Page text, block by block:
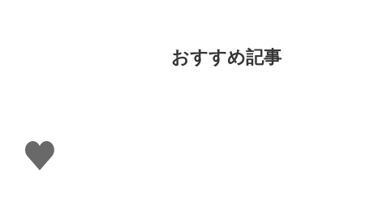
い
い
おすすめ記事